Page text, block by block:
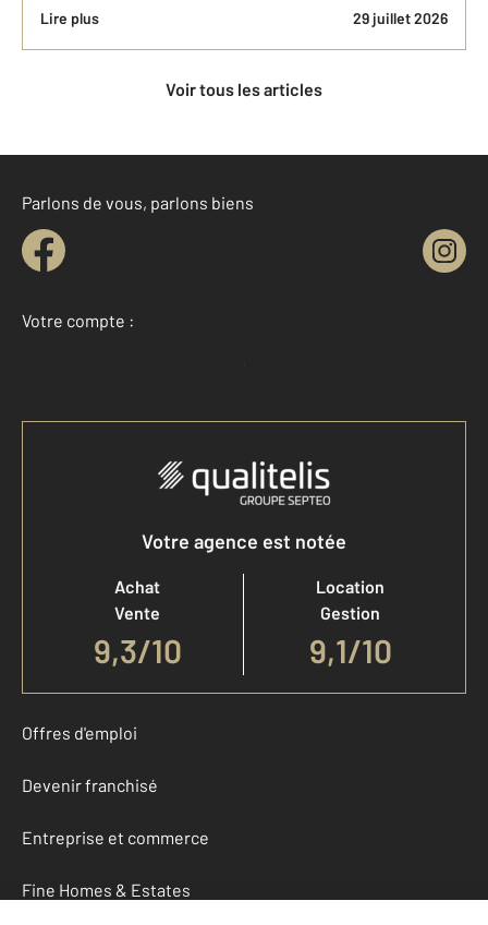
Lire plus 29 juillet 2026
Voir tous les articles
Parlons de vous, parlons biens
Votre compte :
Accéder à mon compte
Votre agence est notée
Achat
Vente
9,3/10
Location
Gestion
9,1/10
Offres d'emploi
Devenir franchisé
Entreprise et commerce
Fine Homes & Estates